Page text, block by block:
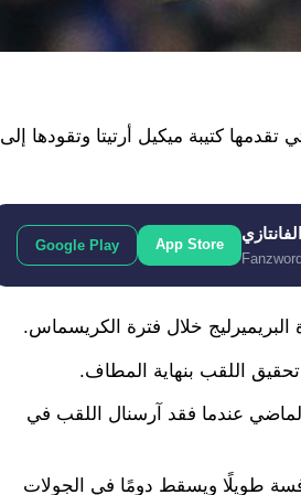
حتى ورغم المستويات المميزة التي تقدمها كتيبة ميكيل أرتيتا وتقودها إلى
App Store
Google Play
خلال فترة الكريسماس.
الأخيرة في الموسم الماضي عندما فقد آرسنال اللقب في
طويلًا ويسقط دومًا في الجولات